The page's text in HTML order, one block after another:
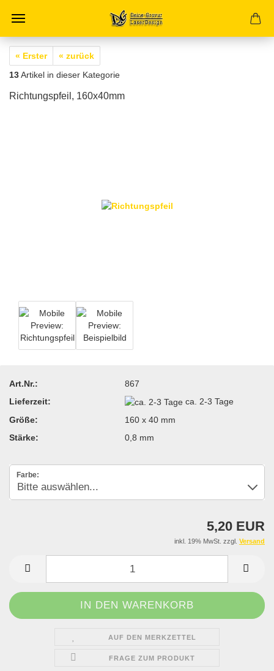
« Erster
« zurück
13Artikel in dieser Kategorie
Richtungspfeil, 160x40mm
Art.Nr.:
867
Lieferzeit:
ca. 2-3 Tage
Größe:
160 x 40 mm
Stärke:
0,8 mm
Farbe:
5,20 EUR
inkl. 19% MwSt. zzgl. Versand
AUF DEN MERKZETTEL
FRAGE ZUM PRODUKT